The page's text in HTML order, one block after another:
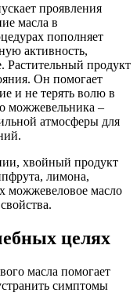
проявления
масла в
пополняет
активность,
Растительный продукт
Он помогает
и не терять волю в
можжевельника –
атмосферы для
хвойный продукт
лимона,
можжевеловое масло
целях
масла помогает
симптомы